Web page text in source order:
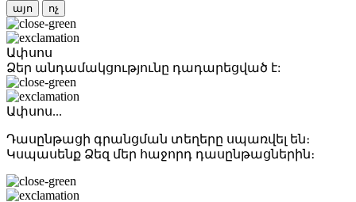
այո ոչ
Ափսոս
Ձեր անդամակցությունը դադարեցված է:
Ափսոս...
Դասընթացի գրանցման տեղերը սպառվել են։
Կսպասենք Ձեզ մեր հաջորդ դասընթացներին։